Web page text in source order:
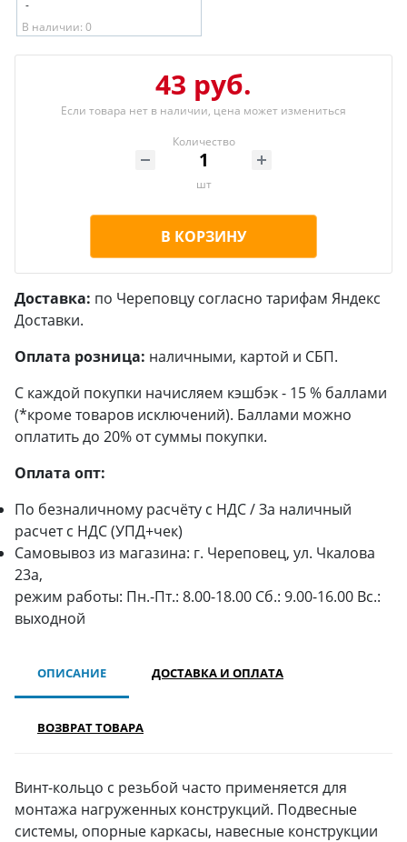
-
В наличии: 0
43 руб.
Если товара нет в наличии, цена может измениться
Количество
шт
В КОРЗИНУ
Доставка: по Череповцу согласно тарифам Яндекс
Доставки.
Оплата розница: наличными, картой и СБП.
С каждой покупки начисляем кэшбэк - 15 % баллами
(*кроме товаров исключений). Баллами можно
оплатить до 20% от суммы покупки.
Оплата опт:
По безналичному расчёту с НДС / За наличный
расчет с НДС (УПД+чек)
Самовывоз из магазина: г. Череповец, ул. Чкалова
23а,
режим работы: Пн.-Пт.: 8.00-18.00 Сб.: 9.00-16.00 Вс.:
выходной
ОПИСАНИЕ ДОСТАВКА И ОПЛАТА
ВОЗВРАТ ТОВАРА
Винт-кольцо с резьбой часто применяется для
монтажа нагруженных конструкций. Подвесные
системы, опорные каркасы, навесные конструкции